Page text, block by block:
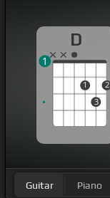
D
1
3
2
1
Guitar Piano